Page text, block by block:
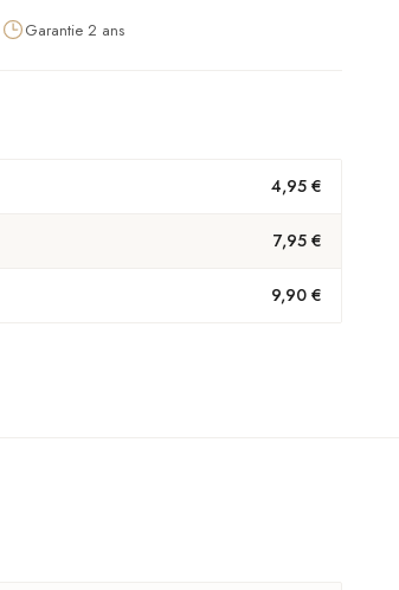
Garantie 2 ans
4,95 €
7,95 €
9,90 €